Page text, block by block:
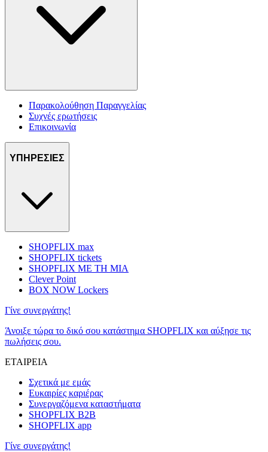
Παρακολούθηση Παραγγελίας
Συχνές ερωτήσεις
Επικοινωνία
ΥΠΗΡΕΣΙΕΣ
SHOPFLIX max
SHOPFLIX tickets
SHOPFLIX ΜΕ ΤΗ ΜΙΑ
Clever Point
BOX NOW Lockers
Γίνε συνεργάτης!
Άνοιξε τώρα το δικό σου κατάστημα SHOPFLIX και αύξησε τις
πωλήσεις σου.
ΕΤΑΙΡΕΙΑ
Σχετικά με εμάς
Ευκαιρίες καριέρας
Συνεργαζόμενα καταστήματα
SHOPFLIX B2B
SHOPFLIX app
Γίνε συνεργάτης!